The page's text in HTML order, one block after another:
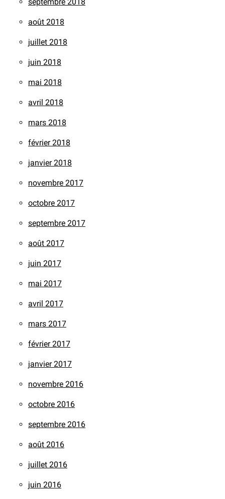
août 2018
juillet 2018
juin 2018
mai 2018
avril 2018
mars 2018
février 2018
janvier 2018
novembre 2017
octobre 2017
septembre 2017
août 2017
juin 2017
mai 2017
avril 2017
mars 2017
février 2017
janvier 2017
novembre 2016
octobre 2016
septembre 2016
août 2016
juillet 2016
juin 2016